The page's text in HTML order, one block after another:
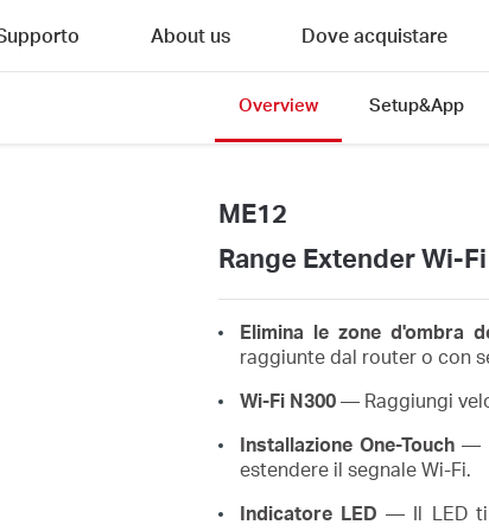
About us Dove acquistare
Overview Setup&App
ME12
Range Extender Wi-
Elimina le zone d'ombra
raggiunte dal router o con
Wi-Fi N300— Raggiungi
Installazione One-Touch —
estendere il segnale Wi-Fi.
Indicatore LED — Il LED